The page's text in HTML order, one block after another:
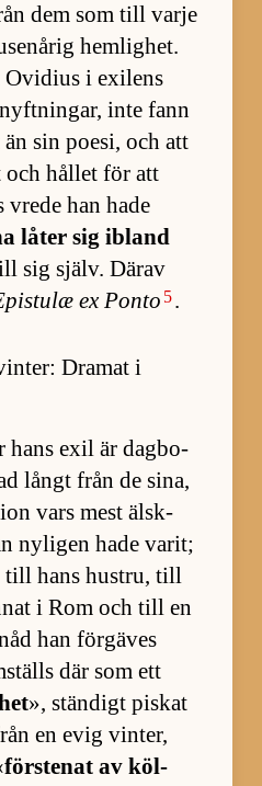
dem som till varje
hem­lig­het.
Ovi­dius i ex­i­lens
inte fann
sin po­e­si, och att
och hål­let för att
han hade
lå­ter sig ibland
sig själv. Därav
ex Ponto 5.
Dramat i
hans exil är dag­bo­
långt från de si­na,
vars mest älsk­
ny­li­gen hade va­rit;
till hans hust­ru, till
i Rom och till en
han för­gä­ves
där som ett
», stän­digt pis­kat
en evig vin­ter,
för­ste­nat av köl­